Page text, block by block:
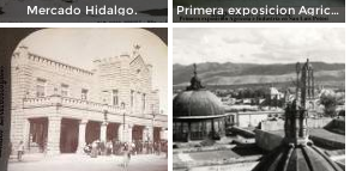
Mercado Hidalgo. Primera exposicion Agricola e Industria en San Luis Potosi 15 de Septiembrede1906